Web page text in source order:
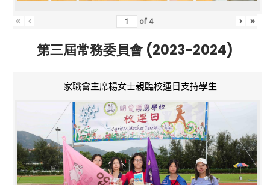
« ‹ of 4 › »
第三屆常務委員會 (2023-2024)
家職會主席楊女士親臨校運日支持學生